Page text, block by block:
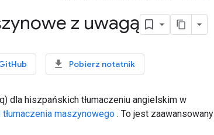
z uwagą
Pobierz notatnik
dla hiszpańskich tłumaczeniu angielskim w
maszynowego . To jest zaawansowany